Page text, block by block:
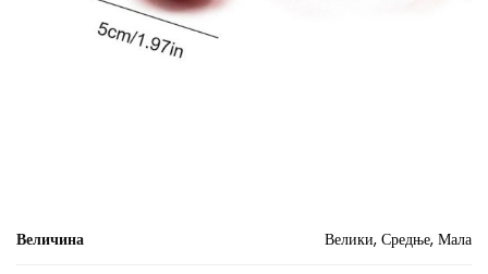
Величина Велики, Средње, Мала